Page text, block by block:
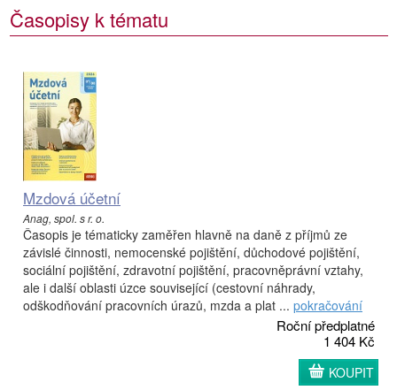
Časopisy k tématu
Mzdová účetní
Anag, spol. s r. o.
Časopis je tématicky zaměřen hlavně na daně z příjmů ze
závislé činnosti, nemocenské pojištění, důchodové pojištění,
sociální pojištění, zdravotní pojištění, pracovněprávní vztahy,
ale i další oblasti úzce související (cestovní náhrady,
odškodňování pracovních úrazů, mzda a plat ... pokračování
Roční předplatné
1 404 Kč
KOUPIT